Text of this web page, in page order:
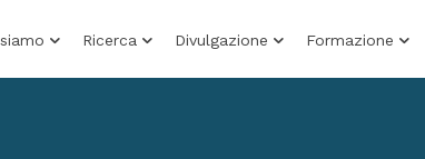
Ricerca Divulgazione Formazione